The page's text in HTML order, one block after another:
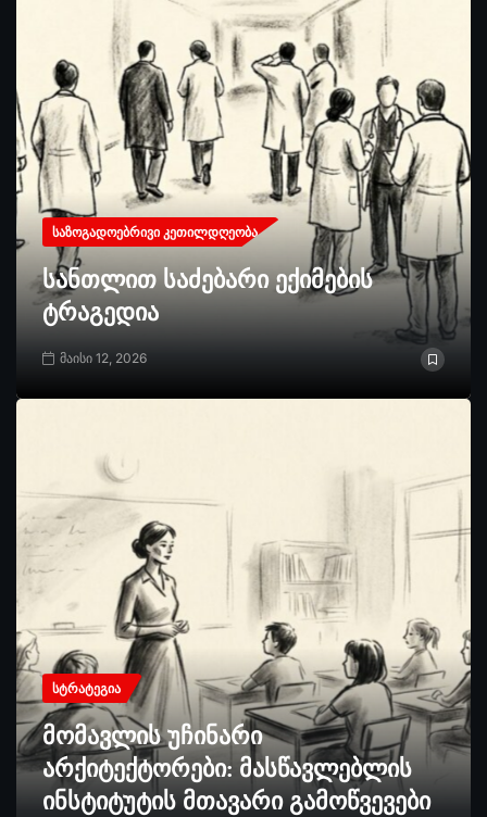
ᲡᲐᲖᲝᲒᲐᲓᲝᲔᲑᲠᲘᲕᲘ ᲙᲔᲗᲘᲚᲓᲦᲔᲝᲑᲐ
სანთლით საძებარი ექიმების
ტრაგედია
მაისი 12, 2026
ᲡᲢᲠᲐᲢᲔᲒᲘᲐ
მომავლის უჩინარი
არქიტექტორები: მასწავლებლის
ინსტიტუტის მთავარი გამოწვევები